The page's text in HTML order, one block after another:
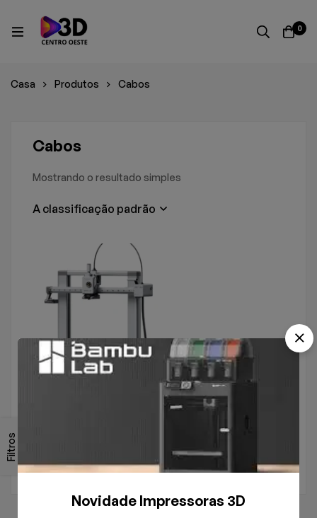
0
Casa Produtos Cabos
Filtros
Cabos
Mostrando o resultado simples
A classificação padrão
Novidade Impressoras 3D